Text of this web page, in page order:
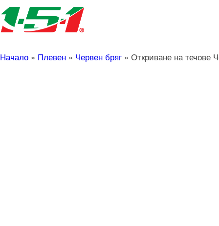
Начало » Плевен » Червен бряг » Откриване на течове